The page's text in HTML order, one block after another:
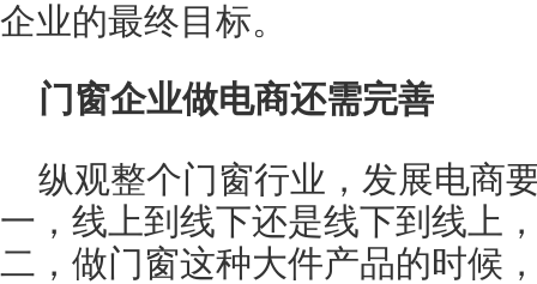
企业的最终目标。
门窗企业做电商还需完善
纵观整个门窗行业，发展电商
一，线上到线下还是线下到线上
二，做门窗这种大件产品的时候